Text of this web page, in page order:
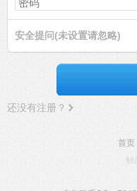
安全提问(未设置请忽略)
还没有注册？
首页